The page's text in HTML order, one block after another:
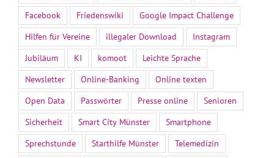
Facebook
Friedenswiki
Google Impact Challenge
Hilfen für Vereine
illegaler Download
Instagram
Jubiläum
KI komoot
Leichte Sprache
Newsletter
Online-Banking
Online texten
Open Data
Passwörter Presse online
Senioren
Sicherheit
Smart City Münster
Smartphone
Sprechstunde
Starthilfe Münster
Telemedizin